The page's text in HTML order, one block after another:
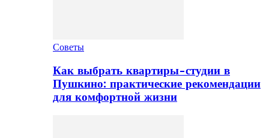
Советы
Как выбрать квартиры-студии в
Пушкино: практические рекомендации
для комфортной жизни